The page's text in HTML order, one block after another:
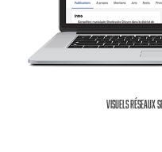
Visuels réseaux